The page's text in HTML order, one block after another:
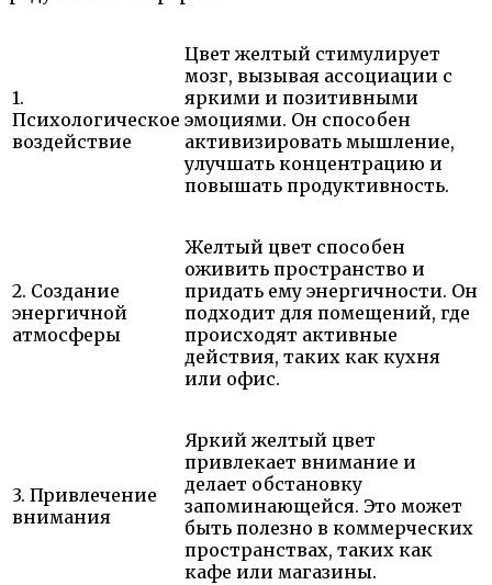
1.
Психологическое
воздействие
Цвет желтый стимулирует
мозг, вызывая ассоциации с
яркими и позитивными
эмоциями. Он способен
активизировать мышление,
улучшать концентрацию и
повышать продуктивность.
2. Создание
энергичной
атмосферы
Желтый цвет способен
оживить пространство и
придать ему энергичности. Он
подходит для помещений, где
происходят активные
действия, таких как кухня
или офис.
3. Привлечение
внимания
Яркий желтый цвет
привлекает внимание и
делает обстановку
запоминающейся. Это может
быть полезно в коммерческих
пространствах, таких как
кафе или магазины.